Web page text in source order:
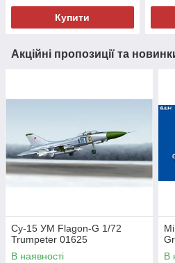
Купити
Акційні пропозиції та
Су-15 УМ Flagon-G 1/72
Trumpeter 01625
В наявності
В